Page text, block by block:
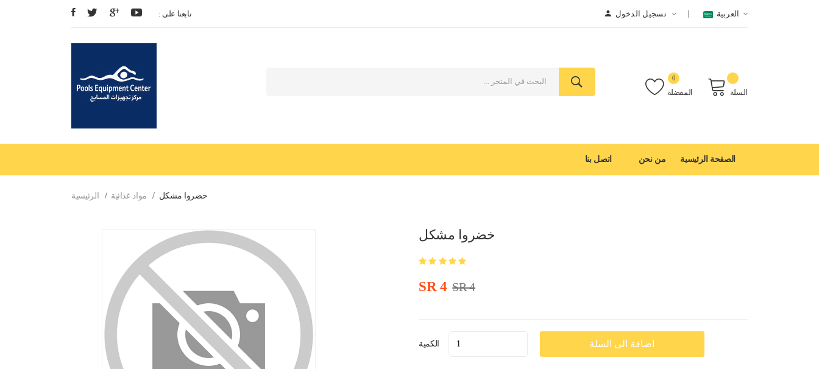
: تابعنا على تسجيل الدخول العربية
المفضلة
0
السلة
الصفحة الرئيسية من نحن اتصل بنا
الرئيسية مواد غذائية خضروا مشكل
خضروا مشكل
SR 4 SR 4
الكمية اضافة الى السلة